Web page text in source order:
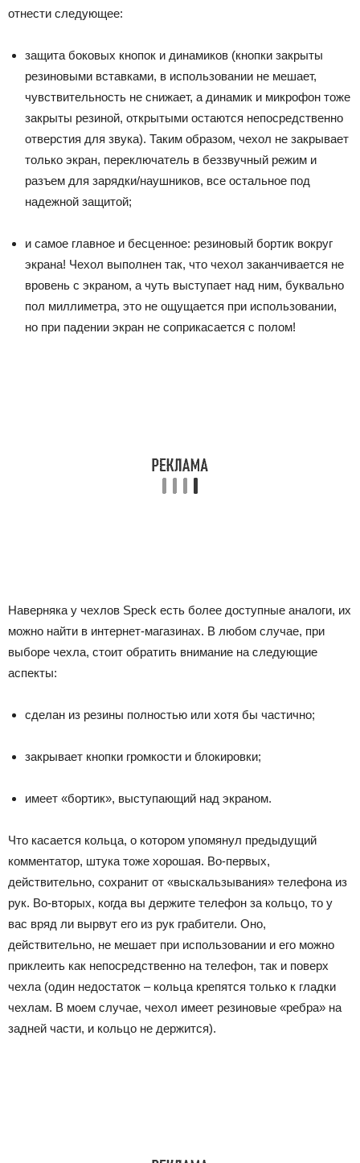
отнести следующее:
защита боковых кнопок и динамиков (кнопки закрыты
резиновыми вставками, в использовании не мешает,
чувствительность не снижает, а динамик и микрофон тоже
закрыты резиной, открытыми остаются непосредственно
отверстия для звука). Таким образом, чехол не закрывает
только экран, переключатель в беззвучный режим и
разъем для зарядки/наушников, все остальное под
надежной защитой;
и самое главное и бесценное: резиновый бортик вокруг
экрана! Чехол выполнен так, что чехол заканчивается не
вровень с экраном, а чуть выступает над ним, буквально
пол миллиметра, это не ощущается при использовании,
но при падении экран не соприкасается с полом!
Наверняка у чехлов Speck есть более доступные аналоги, их
можно найти в интернет-магазинах. В любом случае, при
выборе чехла, стоит обратить внимание на следующие
аспекты:
сделан из резины полностью или хотя бы частично;
закрывает кнопки громкости и блокировки;
имеет «бортик», выступающий над экраном.
Что касается кольца, о котором упомянул предыдущий
комментатор, штука тоже хорошая. Во-первых,
действительно, сохранит от «выскальзывания» телефона из
рук. Во-вторых, когда вы держите телефон за кольцо, то у
вас вряд ли вырвут его из рук грабители. Оно,
действительно, не мешает при использовании и его можно
приклеить как непосредственно на телефон, так и поверх
чехла (один недостаток – кольца крепятся только к гладки
чехлам. В моем случае, чехол имеет резиновые «ребра» на
задней части, и кольцо не держится).